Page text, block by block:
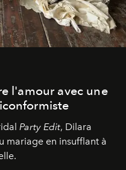
l'amour avec une
Party Edit, Dilara
mariage en insufflant à